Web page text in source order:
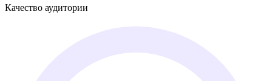
Качество аудитории